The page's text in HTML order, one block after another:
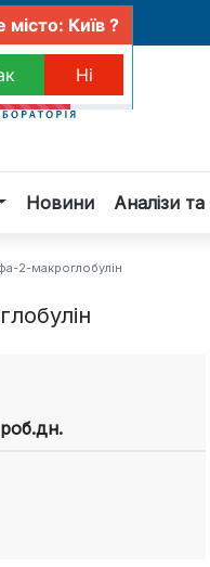
Новини Аналізи та
2-макроглобулін
місто: Київ ?
Ні